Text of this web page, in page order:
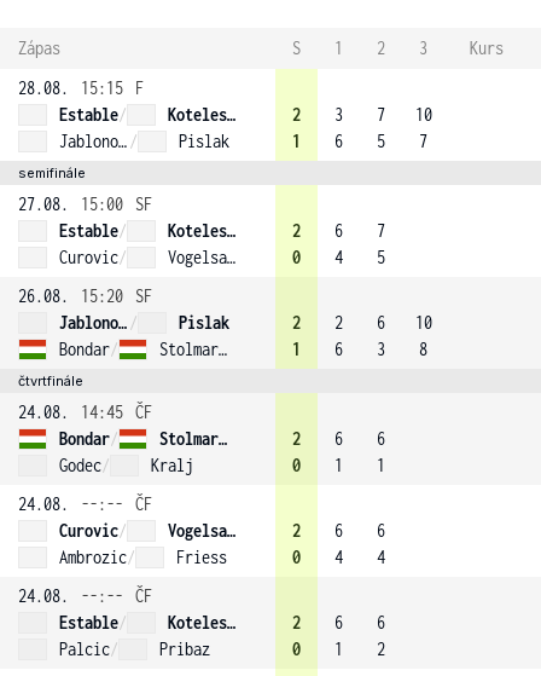
Zápas S 1 2 3
Kurs
28.08.
15:15
F
Estable/
Kotelesova (3)
Jablonovska / Pislak
2
1
3
6
7
5
10
7
semifinále
27.08. 15:00
SF
Estable/
Kotelesova (3)
Curovic/ Vogelsang (1)
2
0
6
4
7
5
26.08.
15:20
SF
Jablonovska /
Pislak
Bondar/ Stolmar (2)
2
1
2
6
6
3
10
8
čtvrtfinále
24.08. 14:45 ČF
Bondar/
Stolmar (2)
Godec/ Kralj
2
0
6
1
6
1
24.08.
--:--
ČF
Curovic/
Vogelsang (1)
Ambrozic/ Friess
2
0
6
4
6
4
24.08.
--:--
ČF
Estable/
Kotelesova (3)
Palcic/ Pribaz
2
0
6
1
6
2